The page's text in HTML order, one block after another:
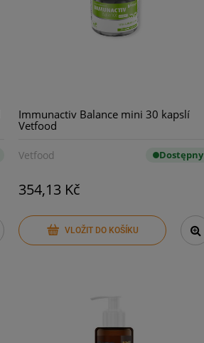
Immunactiv Balance mini 30 kapslí
Vetfood
Vetfood Dostępny
354,13 Kč
VLOŽIT DO KOŠÍKU